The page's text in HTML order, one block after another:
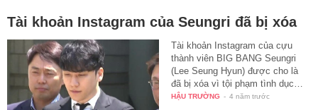
Tài khoản Instagram của Seungri đã bị xóa
Tài khoản Instagram của cựu
thành viên BIG BANG Seungri
(Lee Seung Hyun) được cho là
đã bị xóa vì tội phạm tình dục…
HẬU TRƯỜNG - 4 năm trước